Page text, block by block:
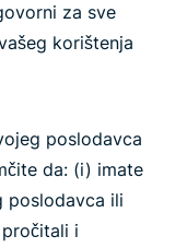
za sve
korištenja
poslodavca
da: (i) imate
poslodavca ili
i